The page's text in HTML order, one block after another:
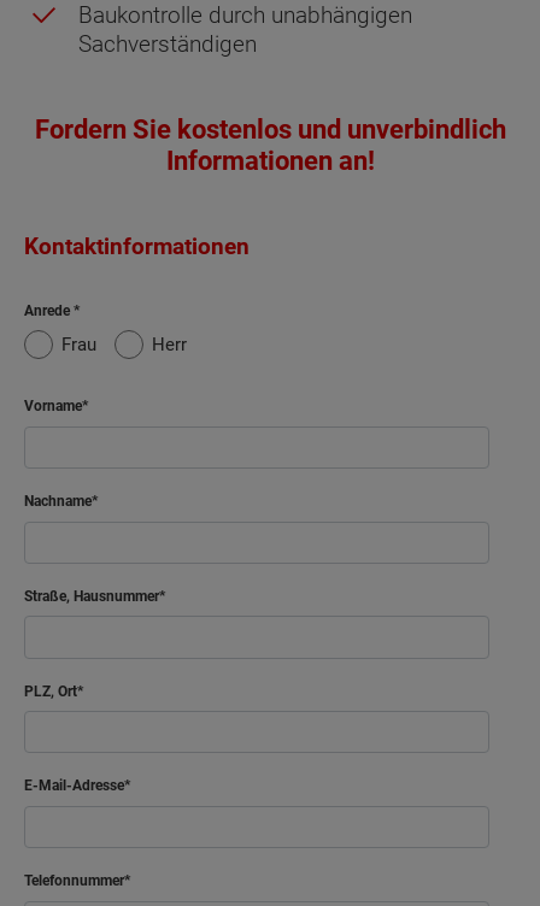
Baukontrolle durch unabhängigen
Sachverständigen
Fordern Sie kostenlos und unverbindlich
Informationen an!
Kontaktinformationen
Anrede
Frau Herr
Vorname
Nachname
Straße, Hausnummer
PLZ, Ort
E-Mail-Adresse
Telefonnummer